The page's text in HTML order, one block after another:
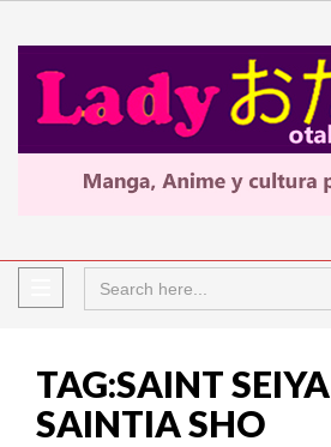
TAG:SAINT SEIYA
SAINTIA SHO